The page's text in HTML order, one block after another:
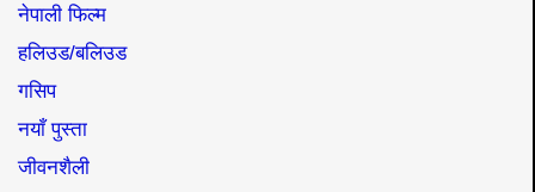
नेपाली फिल्म
हलिउड/बलिउड
गसिप
नयाँ पुस्ता
जीवनशैली